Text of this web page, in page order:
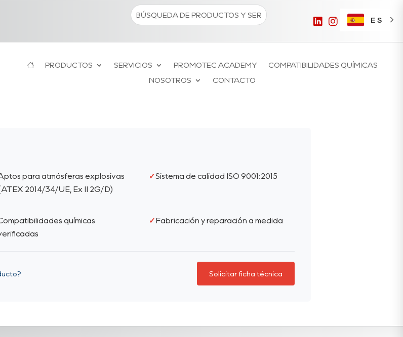
ES
PRODUCTOS SERVICIOS PROMOTEC ACADEMY
COMPATIBILIDADES QUÍMICAS
NOSOTROS
CONTACTO
para atmósferas explosivas
2014/34/UE, Ex II 2G/D)
Sistema de calidad ISO 9001:2015
químicas
Fabricación y reparación a medida
Solicitar ficha técnica